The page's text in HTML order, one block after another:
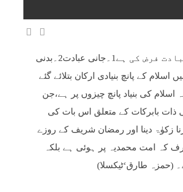
اللہ تبارک و تعالیٰ نے ہر انسان کے ذمے تین قسم کی عبادت فرض کی ہے1۔جانی عبادت2۔بدنی
اسلام کے پانچ بنیادی ارکان بتلائے گئے
کی بنیاد پانچ چیزوں پر ہے،جن
ذات بابرکات کے متعلق اس بات کی
زکوٰۃ دینا اور رمضان شریف کے روزے
کہ امت محمدیہ پر ہوئی ہے بلکہ
(حمزہ طارق‘ٹیکسلا)